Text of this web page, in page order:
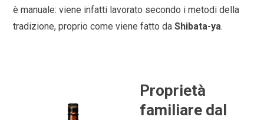
è manuale: viene infatti lavorato secondo i metodi della
tradizione, proprio come viene fatto daShibata-ya.
Proprietà
familiare dal